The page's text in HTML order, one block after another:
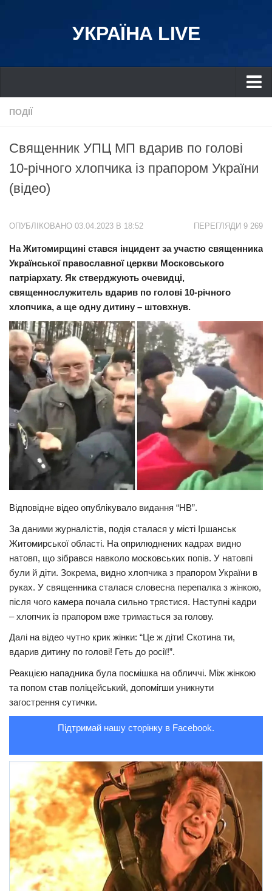
УКРАЇНА LIVE
Україна
Дніпро
Львів
Івано-Франківськ
Донбас
Одеса
Прикарпаття
Економіка
Політика
Світ
Цікаво
Наука
Технології
Історії
Рецепти
Привітання
Кримінал
Трагедії
Курйози
Суспільство
Шоу-біз
#Війна
ПОДІЇ
Священник УПЦ МП вдарив по голові
10-річного хлопчика із прапором України
(відео)
ПЕРЕГЛЯДИ 9 269
ОПУБЛІКОВАНО 03.04.2023 В 18:52
На Житомирщині стався інцидент за участю священника
Української православної церкви Московського
патріархату. Як стверджують очевидці,
священнослужитель вдарив по голові 10-річного
хлопчика, а ще одну дитину – штовхнув.
Відповідне відео опублікувало видання “НВ”.
За даними журналістів, подія сталася у місті Іршанськ
Житомирської області. На оприлюднених кадрах видно
натовп, що зібрався навколо московських попів. У натовпі
були й діти. Зокрема, видно хлопчика з прапором України в
руках. У священника сталася словесна перепалка з жінкою,
після чого камера почала сильно трястися. Наступні кадри
– хлопчик із прапором вже тримається за голову.
Далі на відео чутно крик жінки: “Це ж діти! Скотина ти,
вдарив дитину по голові! Геть до росії!”.
Реакцією нападника була посмішка на обличчі. Між жінкою
та попом став поліцейський, допомігши уникнути
загострення сутички.
Підтримай нашу сторінку в Facebook.